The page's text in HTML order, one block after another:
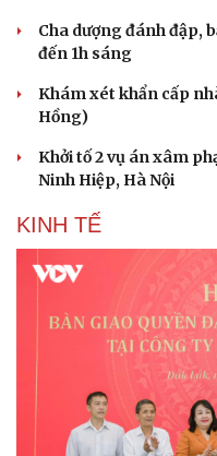
Sân khấu - Điện ảnh
Âm nhạc
Cha dượng đánh đập,
đến 1h sáng
Khám xét khẩn cấp
Hồng)
Khởi tố 2 vụ án xâm
Ninh Hiệp, Hà Nội
KINH TẾ